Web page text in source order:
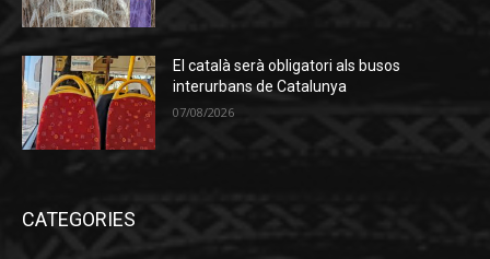
El català serà obligatori als busos
interurbans de Catalunya
07/08/2026
CATEGORIES